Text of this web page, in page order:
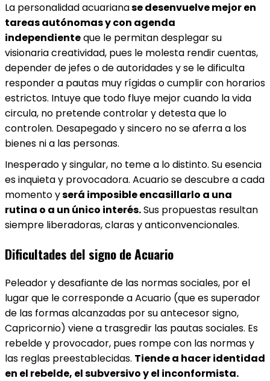
La personalidad acuarianase desenvuelve mejor en
tareas autónomas y con agenda
independienteque le permitan desplegar su
visionaria creatividad, pues le molesta rendir cuentas,
depender de jefes o de autoridades y se le dificulta
responder a pautas muy rígidas o cumplir con horarios
estrictos. Intuye que todo fluye mejor cuando la vida
circula, no pretende controlar y detesta que lo
controlen. Desapegado y sincero no se aferra a los
bienes ni a las personas.
Inesperado y singular, no teme a lo distinto. Su esencia
es inquieta y provocadora. Acuario se descubre a cada
momento yserá imposible encasillarlo a una
rutina o a un único interés.Sus propuestas resultan
siempre liberadoras, claras y anticonvencionales.
Dificultades del signo de Acuario
Peleador y desafiante de las normas sociales, por el
lugar que le corresponde a Acuario (que es superador
de las formas alcanzadas por su antecesor signo,
Capricornio) viene a trasgredir las pautas sociales. Es
rebelde y provocador, pues rompe con las normas y
las reglas preestablecidas. Tiende a hacer identidad
en el rebelde, el subversivo y el inconformista.